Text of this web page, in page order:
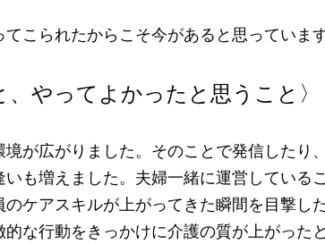
こられたからこそ今があると思っています
やってよかったと思うこと〉
が広がりました。そのことで発信したり
も増えました。夫婦一緒に運営している
ケアスキルが上がってきた瞬間を目撃し
な行動をきっかけに介護の質が上がった